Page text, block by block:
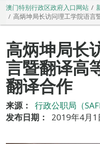
澳门特别行政区政府入口网站
高炳坤局长访问理工学院语言
高炳坤局长
言暨翻译高
翻译合作
来源：
行政公职局（
发布日期：
2019年4月1